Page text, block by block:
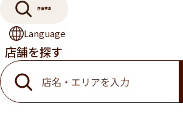
店舗検索
Language
店舗を探す